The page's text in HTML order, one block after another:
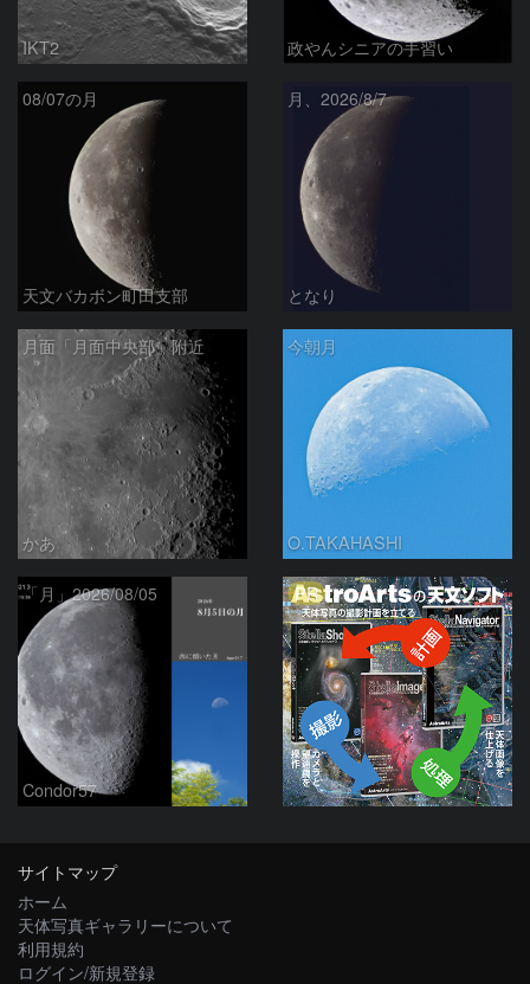
IKT2 政やんシニアの手習い
08/07の月
天文バカボン町田支部
月、2026/8/7
となり
月面「月面中央部」附近
かあ
今朝月
O.TAKAHASHI
「月」2026/08/05
Condor57
PR
サイトマップ
ホーム
天体写真ギャラリーについて
利用規約
ログイン/新規登録